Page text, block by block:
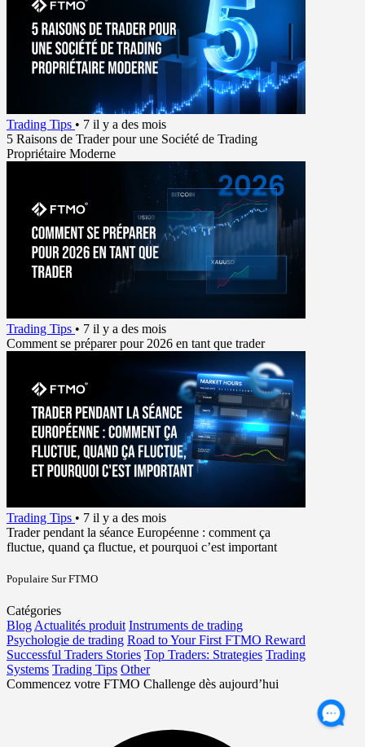
Trading Tips • 7 il y a des mois
5 Raisons de Trader pour une Société de Trading
Propriétaire Moderne
Trading Tips • 7 il y a des mois
Comment se préparer pour 2026 en tant que trader
Trading Tips • 7 il y a des mois
Trader pendant la séance Européenne : comment ça
fluctue, quand ça fluctue, et pourquoi c’est important
Populaire Sur FTMO
Catégories
Blog Actualités produit Instruments de trading
Psychologie de trading Road to Your First FTMO Reward
Successful Traders Stories Top Traders: Strategies Trading
Systems Trading Tips Other
Commencez votre FTMO Challenge dès aujourd’hui